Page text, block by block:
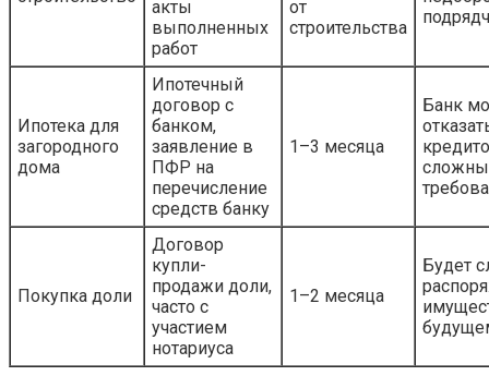
акты
выполненных
работ
от
строительства
Ипотека для
загородного
дома
Ипотечный
договор с
банком,
заявление в
ПФР на
перечисление
средств банку
1–3 месяца
Банк
Покупка доли
Договор
купли-
продажи доли,
часто с
участием
нотариуса
1–2 месяца
Будет